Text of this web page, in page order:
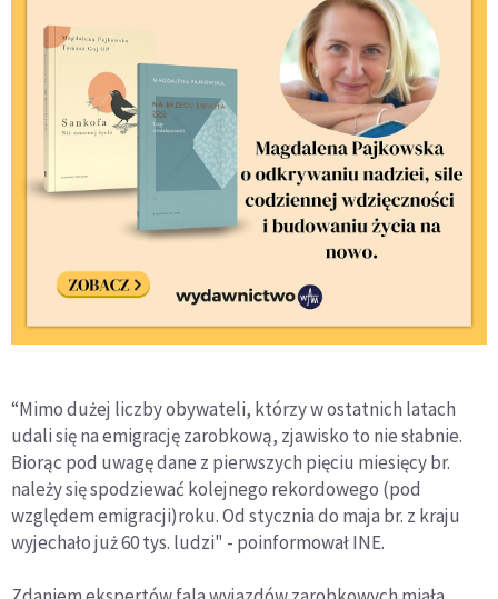
“Mimo dużej liczby obywateli, którzy w ostatnich latach
udali się na emigrację zarobkową, zjawisko to nie słabnie.
Biorąc pod uwagę dane z pierwszych pięciu miesięcy br.
należy się spodziewać kolejnego rekordowego (pod
względem emigracji)roku. Od stycznia do maja br. z kraju
wyjechało już 60 tys. ludzi" - poinformował INE.